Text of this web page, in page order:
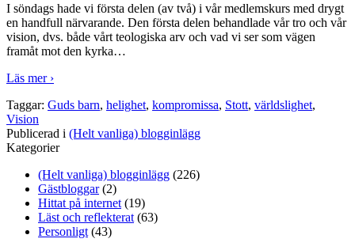
I söndags hade vi första delen (av två) i vår medlemskurs med drygt
en handfull närvarande. Den första delen behandlade vår tro och vår
vision, dvs. både vårt teologiska arv och vad vi ser som vägen
framåt mot den kyrka…
Läs mer ›
Taggar: Guds barn, helighet, kompromissa, Stott, världslighet,
Vision
Publicerad i (Helt vanliga) blogginlägg
Kategorier
(Helt vanliga) blogginlägg (226)
Gästbloggar(2)
Hittat på internet (19)
Läst och reflekterat (63)
Personligt (43)